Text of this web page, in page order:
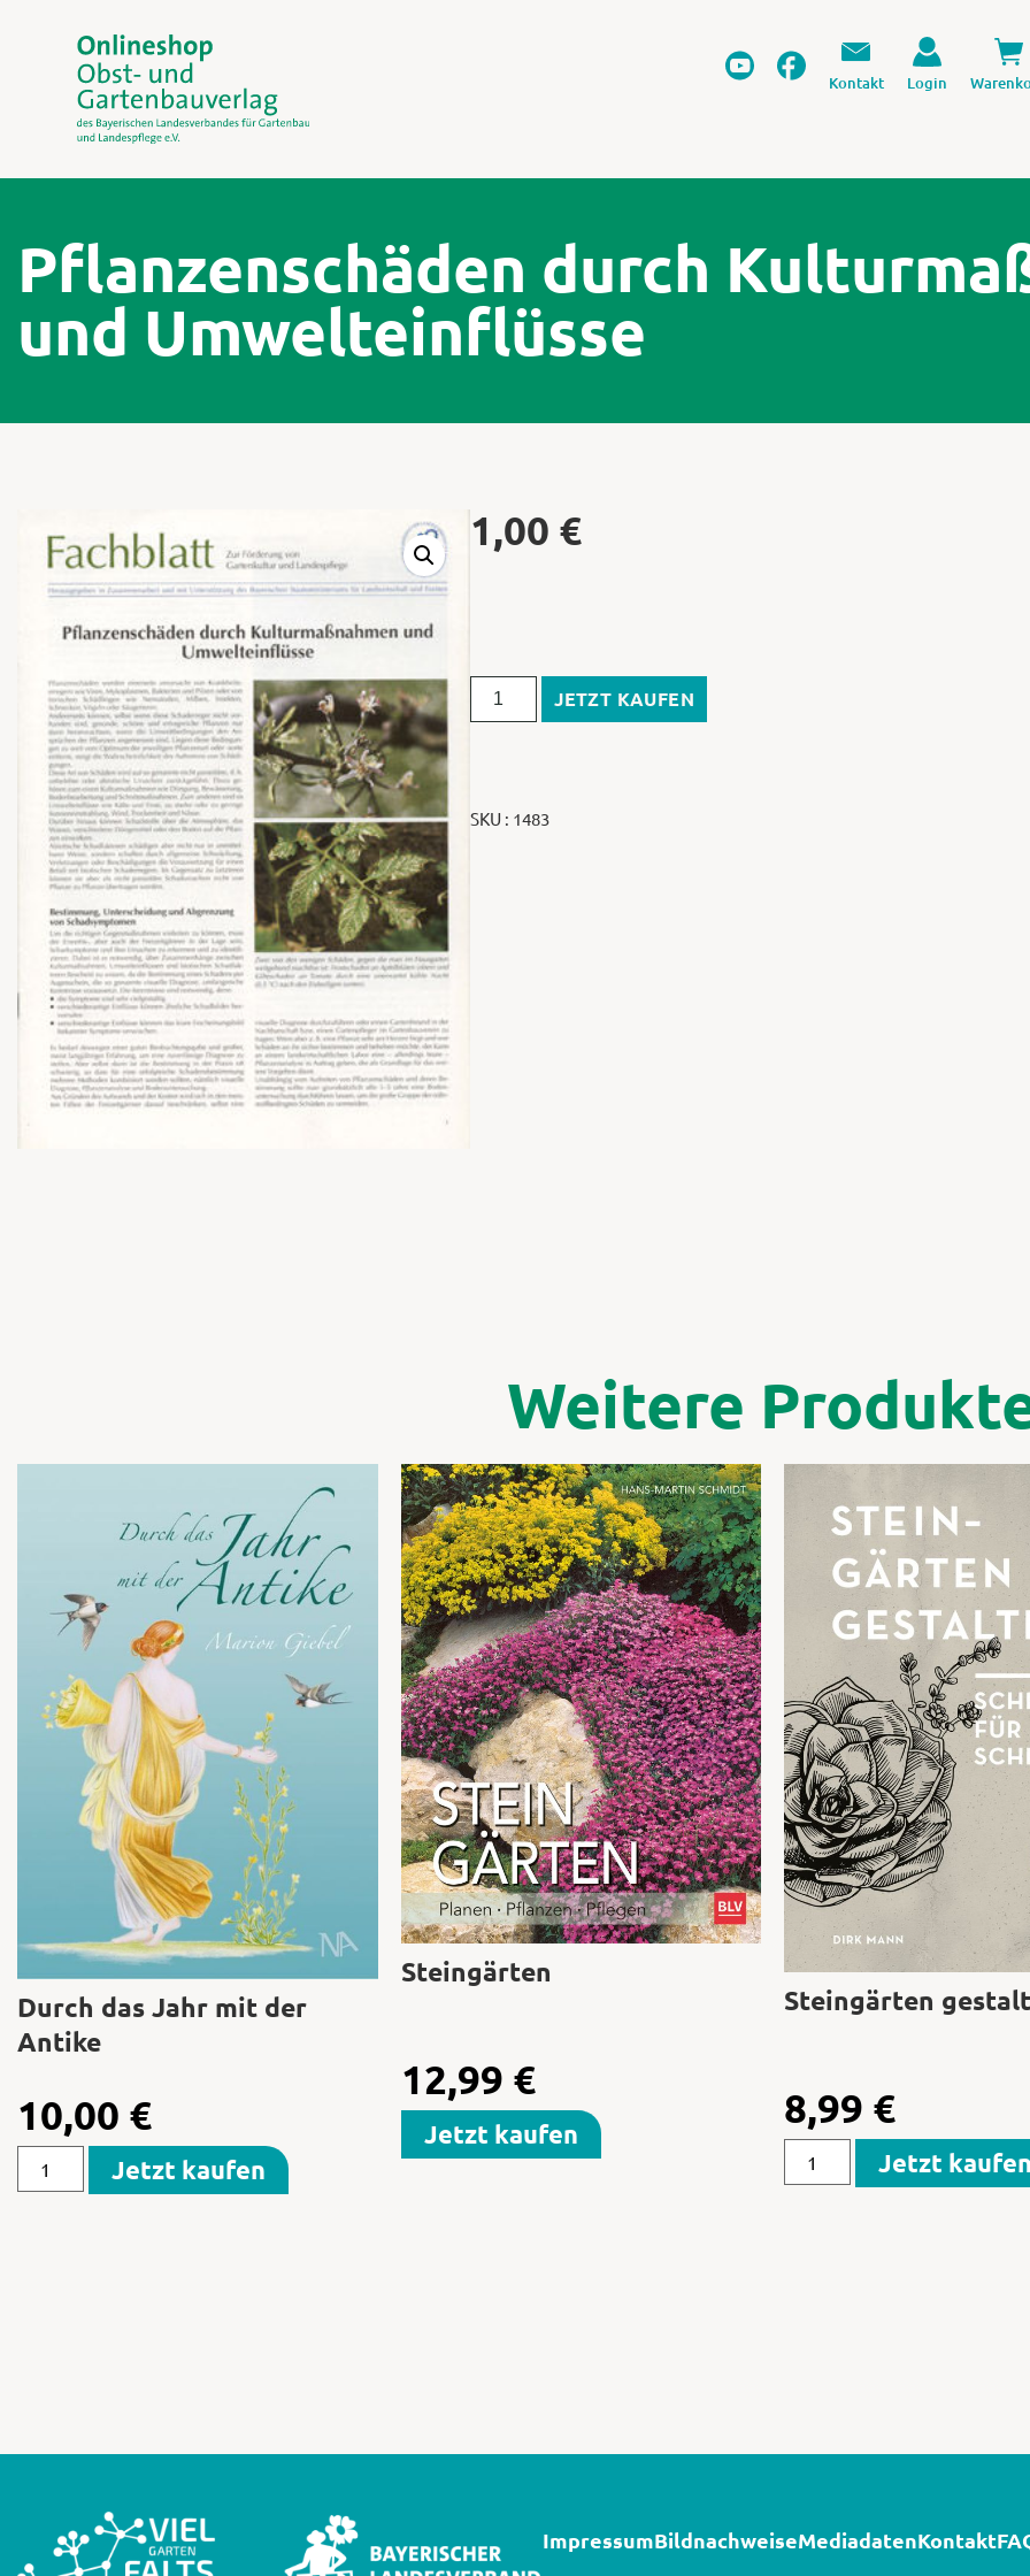
Kontakt Login
Pflanzenschäden durch
und Umwelteinflüsse
1,00 €
JETZT KAUFEN
SKU : 1483
Weitere
Durch das Jahr mit der
Antike
10,00 €
Jetzt kaufen
Steingärten
12,99 €
Jetzt kaufen
Steingärten
8,99 €
Jetzt
ImpressumBildnachweiseMediadatenKontakt